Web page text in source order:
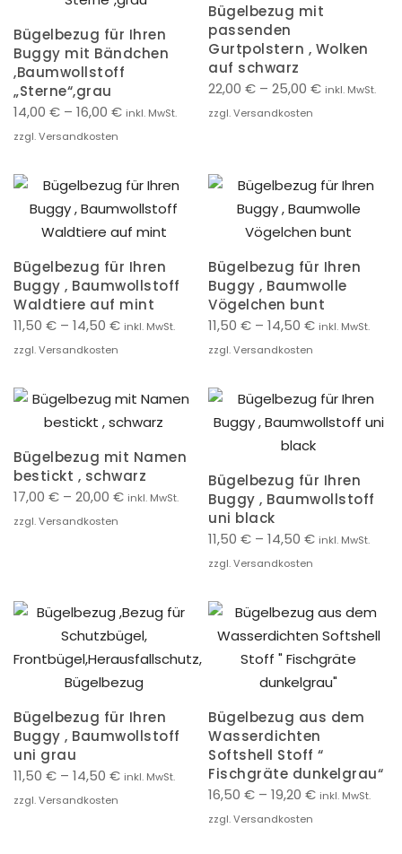
Bügelbezug für Ihren
Buggy mit Bändchen
,Baumwollstoff
„Sterne“,grau
14,00 € – 16,00 € inkl. MwSt.
zzgl. Versandkosten
Bügelbezug mit
passenden
Gurtpolstern , Wolken
auf schwarz
22,00 € – 25,00 € inkl. MwSt.
zzgl. Versandkosten
Bügelbezug für Ihren
Buggy , Baumwollstoff
Waldtiere auf mint
11,50 € – 14,50 € inkl. MwSt.
zzgl. Versandkosten
Bügelbezug für Ihren
Buggy , Baumwolle
Vögelchen bunt
11,50 € – 14,50 € inkl. MwSt.
zzgl. Versandkosten
Bügelbezug mit Namen
bestickt , schwarz
17,00 € – 20,00 € inkl. MwSt.
zzgl. Versandkosten
Bügelbezug für Ihren
Buggy , Baumwollstoff
uni black
11,50 € – 14,50 € inkl. MwSt.
zzgl. Versandkosten
Bügelbezug für Ihren
Buggy , Baumwollstoff
uni grau
11,50 € – 14,50 € inkl. MwSt.
zzgl. Versandkosten
Bügelbezug aus dem
Wasserdichten
Softshell Stoff “
Fischgräte dunkelgrau“
16,50 € – 19,20 € inkl. MwSt.
zzgl. Versandkosten